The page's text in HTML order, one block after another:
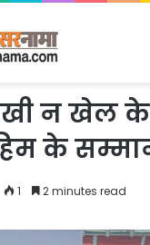
न खेल
के
1 2 minutes read